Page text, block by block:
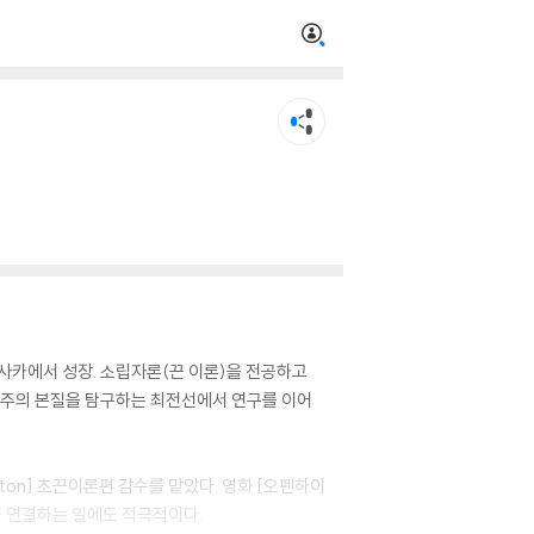
카에서 성장. 소립자론(끈 이론)을 전공하고
의 본질을 탐구하는 최전선에서 연구를 이어
초끈이론편 감수를 맡았다. 영화 [오펜하이
결하는 일에도 적극적이다.